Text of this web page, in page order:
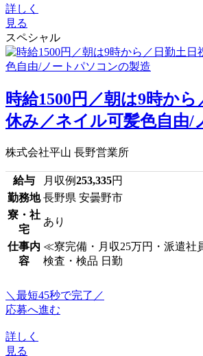
詳しく
見る
スペシャル
時給1500円／朝は9時か
休み／ネイル可髪色自由/
株式会社平山 長野営業所
給与 月収例253,335円
勤務地 長野県 安曇野市
寮・社
宅
あり
仕事内
容
≪寮完備・月収25万円・派遣社
検査・検品 日勤
＼最短45秒で完了／
応募へ進む
詳しく
見る